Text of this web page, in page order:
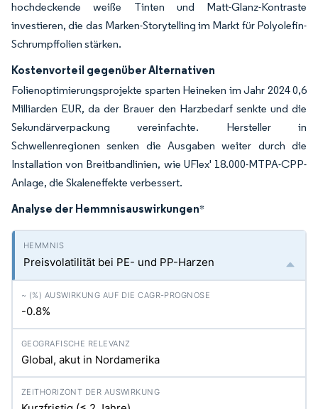
hochdeckende weiße Tinten und Matt-Glanz-Kontraste
investieren, die das Marken-Storytelling im Markt für Polyolefin-
Schrumpffolien stärken.
Kostenvorteil gegenüber Alternativen
Folienoptimierungsprojekte sparten Heineken im Jahr 2024 0,6
Milliarden EUR, da der Brauer den Harzbedarf senkte und die
Sekundärverpackung vereinfachte. Hersteller in
Schwellenregionen senken die Ausgaben weiter durch die
Installation von Breitbandlinien, wie UFlex' 18.000-MTPA-CPP-
Anlage, die Skaleneffekte verbessert.
Analyse der Hemmnisauswirkungen*
Preisvolatilität bei PE- und PP-Harzen
-0.8%
Global, akut in Nordamerika